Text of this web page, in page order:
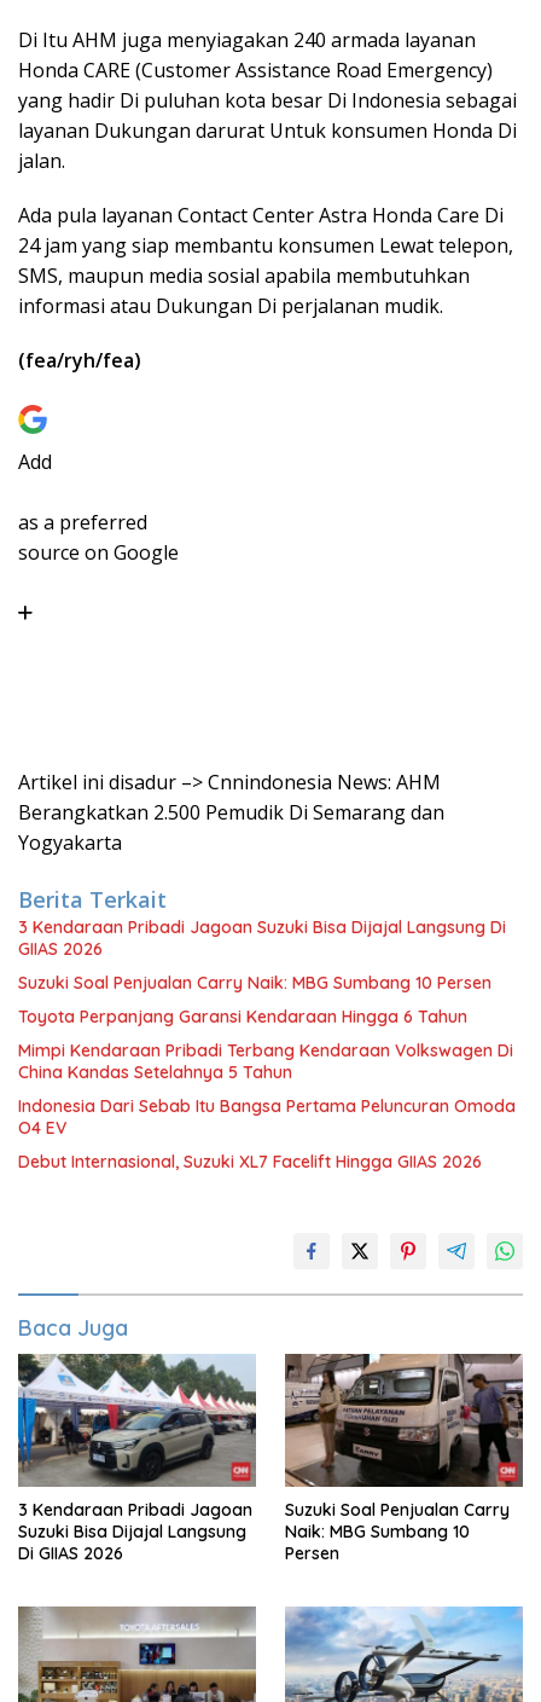
Di Itu AHM juga menyiagakan 240 armada layanan
Honda CARE (Customer Assistance Road Emergency)
yang hadir Di puluhan kota besar Di Indonesia sebagai
layanan Dukungan darurat Untuk konsumen Honda Di
jalan.
Ada pula layanan Contact Center Astra Honda Care Di
24 jam yang siap membantu konsumen Lewat telepon,
SMS, maupun media sosial apabila membutuhkan
informasi atau Dukungan Di perjalanan mudik.
(fea/ryh/fea)
Add
as a preferred
source on Google
Artikel ini disadur –> Cnnindonesia News: AHM
Berangkatkan 2.500 Pemudik Di Semarang dan
Yogyakarta
Berita Terkait
3 Kendaraan Pribadi Jagoan Suzuki Bisa Dijajal Langsung Di
GIIAS 2026
Suzuki Soal Penjualan Carry Naik: MBG Sumbang 10 Persen
Toyota Perpanjang Garansi Kendaraan Hingga 6 Tahun
Mimpi Kendaraan Pribadi Terbang Kendaraan Volkswagen Di
China Kandas Setelahnya 5 Tahun
Indonesia Dari Sebab Itu Bangsa Pertama Peluncuran Omoda
O4 EV
Debut Internasional, Suzuki XL7 Facelift Hingga GIIAS 2026
Baca Juga
3 Kendaraan Pribadi Jagoan
Suzuki Bisa Dijajal Langsung
Di GIIAS 2026
Suzuki Soal Penjualan Carry
Naik: MBG Sumbang 10
Persen